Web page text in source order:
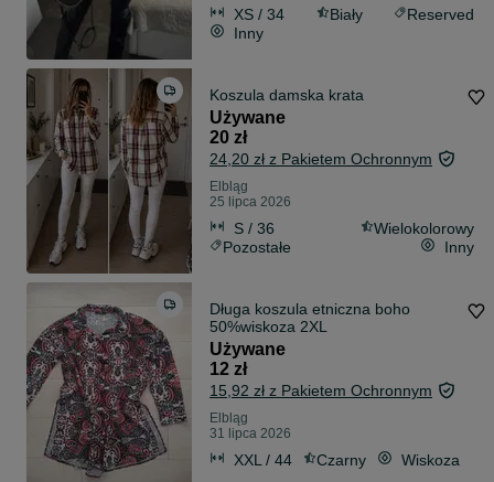
XS / 34 Biały
Reserved
Inny
Koszula damska krata
Używane
20 zł
24,20 zł z Pakietem Ochronnym
Elbląg
25 lipca 2026
S / 36
Wielokolorowy
Pozostałe
Inny
Długa koszula etniczna boho
50%wiskoza 2XL
Używane
12 zł
15,92 zł z Pakietem Ochronnym
Elbląg
31 lipca 2026
XXL / 44 Czarny Wiskoza